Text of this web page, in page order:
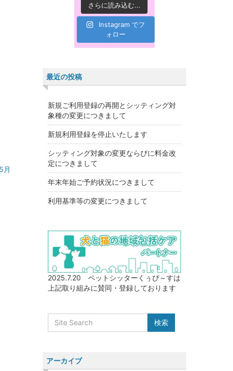
月
さらに読み込む...
Instagram でフ
ォロー
最近の投稿
新規ご利用登録の再開とシッティング対
象種の変更につきまして
新規利用登録を停止いたします
シッティング対象の変更ならびに料金改
定につきまして
年末年始ご予約状況につきまして
利用基準等の変更につきまして
2025.7.20 ペットシッターくぅぴ～すは
上記取り組みに賛同・登録しております
アーカイブ